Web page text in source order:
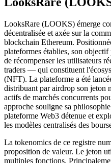
LooksRare (LOOKS) émerge
décentralisée et axée sur la
blockchain Ethereum.
plateformes établies, son
de récompenser les utilisateurs
traders — qui constituent
(NFT). La plateforme a été
distribuant par airdrop son
actifs de marchés concurrents
approche souligne sa
plateforme Web3 détenue et
les modèles centralisés des
La tokenomics de ce registre
proposition de valeur. Le jeton
multiples fonctions.